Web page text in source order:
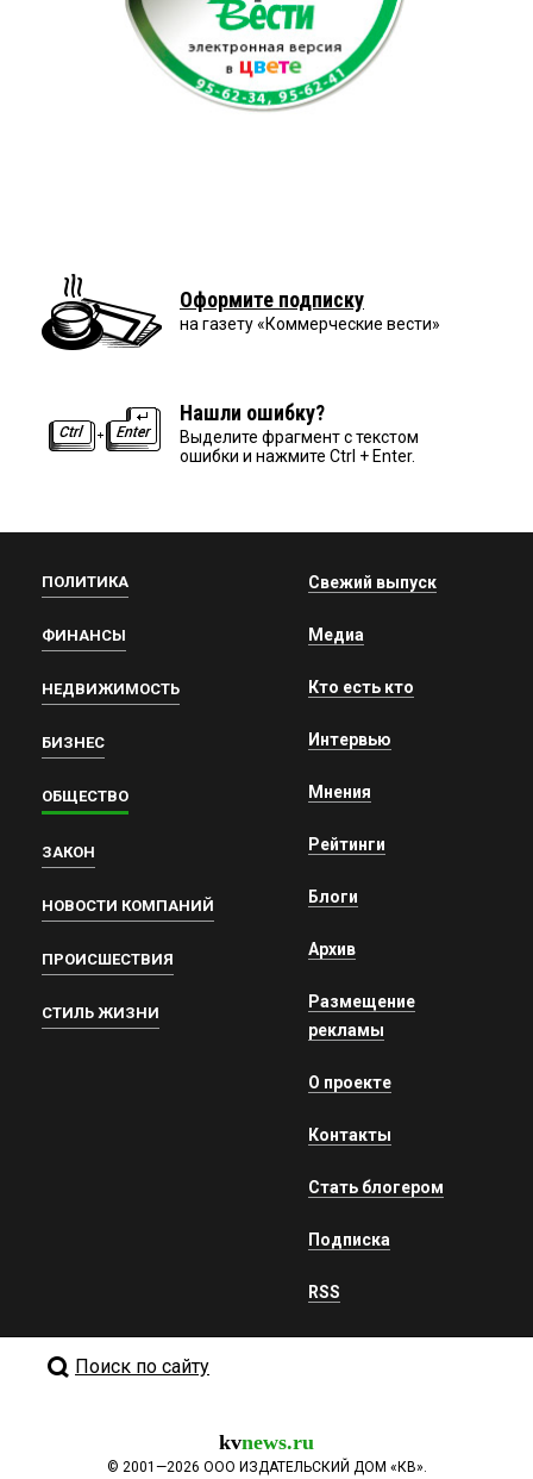
Оформите подписку
на газету «Коммерческие вести»
Нашли ошибку?
Выделите фрагмент с текстом
ошибки и нажмите Ctrl + Enter.
ПОЛИТИКА
ФИНАНСЫ
НЕДВИЖИМОСТЬ
БИЗНЕС
ОБЩЕСТВО
ЗАКОН
НОВОСТИ КОМПАНИЙ
ПРОИСШЕСТВИЯ
СТИЛЬ ЖИЗНИ
Свежий выпуск
Медиа
Кто есть кто
Интервью
Мнения
Рейтинги
Блоги
Архив
Размещение
рекламы
О проекте
Контакты
Стать блогером
Подписка
RSS
Поиск по сайту
kvnews.ru
© 2001—2026 ООО ИЗДАТЕЛЬСКИЙ ДОМ «КВ».